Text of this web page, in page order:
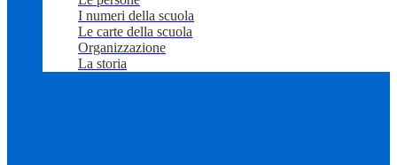
I numeri della scuola
Le carte della scuola
Organizzazione
La storia